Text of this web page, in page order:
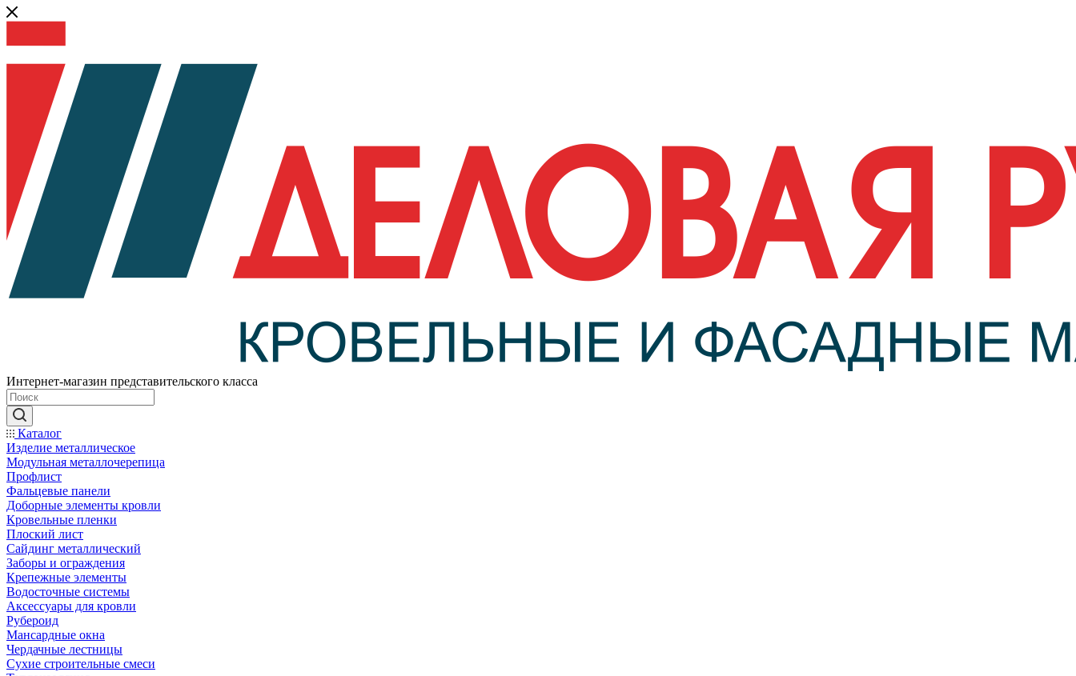
Интернет-магазин представительского класса
Каталог
Изделие металлическое
Модульная металлочерепица
Профлист
Фальцевые панели
Доборные элементы кровли
Кровельные пленки
Плоский лист
Сайдинг металлический
Заборы и ограждения
Крепежные элементы
Водосточные системы
Аксессуары для кровли
Рубероид
Мансардные окна
Чердачные лестницы
Сухие строительные смеси